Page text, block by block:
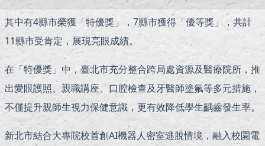
其中有4縣市榮獲「特優獎」，7縣市獲得「優等獎」，共計
11縣市受肯定，展現亮眼成績。
在「特優獎」中，臺北市充分整合跨局處資源及醫療院所，推
出愛眼護照、親職講座、口腔檢查及牙醫師塗氟等多元措施，
不僅提升親師生視力保健意識，更有效降低學生齲齒發生率。
新北市結合大專院校首創AI機器人密室逃脫情境，融入校園電